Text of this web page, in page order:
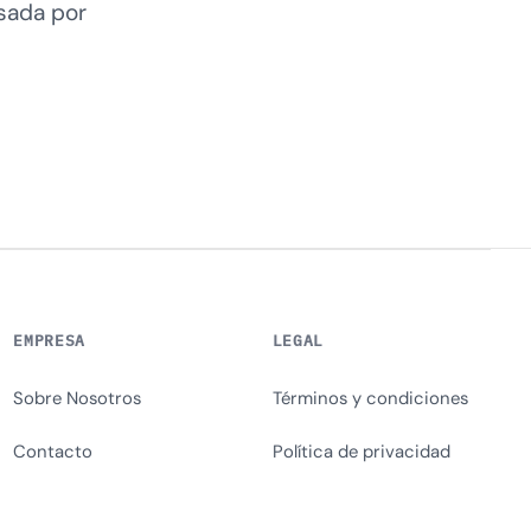
por
EMPRESA
Sobre Nosotros
Contacto
LEGAL
Términos y condiciones
Política de privacidad